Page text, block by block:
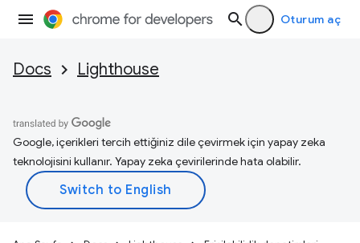
Oturum aç
Docs Lighthouse
Google, içerikleri tercih ettiğiniz dile çevirmek için yapay zeka
teknolojisini kullanır. Yapay zeka çevirilerinde hata olabilir.